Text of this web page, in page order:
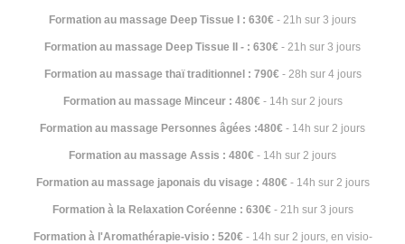
Formation au massage Deep Tissue I : 630€ - 21h sur 3 jours
Formation au massage Deep Tissue II - : 630€ - 21h sur 3 jours
Formation au massage thaï traditionnel : 790€- 28h sur 4 jours
Formation au massage Minceur : 480€- 14h sur 2 jours
Formation au massage Personnes âgées :480€ - 14h sur 2 jours
Formation au massage Assis : 480€ - 14h sur 2 jours
Formation au massage japonais du visage : 480€- 14h sur 2 jours
Formation à la Relaxation Coréenne : 630€- 21h sur 3 jours
Formation à l'Aromathérapie-visio : 520€- 14h sur 2 jours, en visio-